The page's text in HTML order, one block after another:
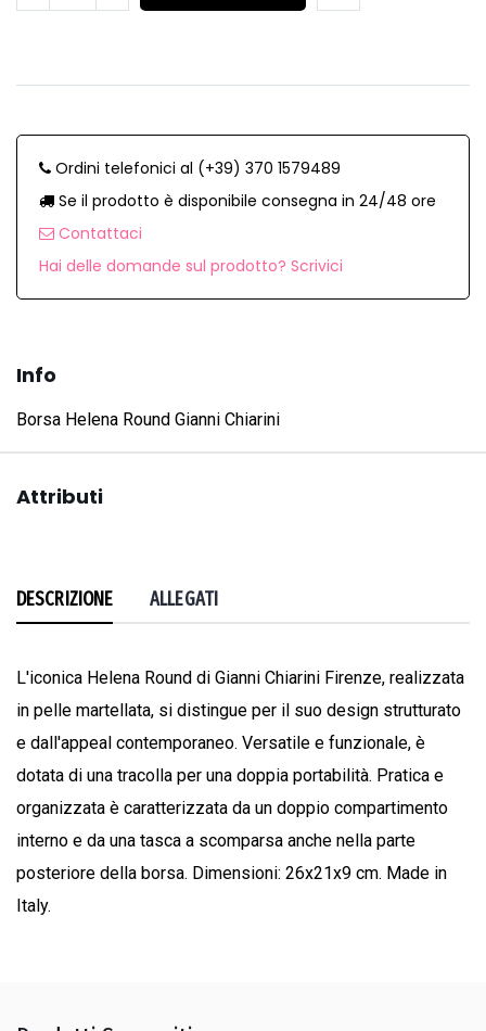
Ordini telefonici al (+39) 370 1579489
Se il prodotto è disponibile consegna in 24/48 ore
Contattaci
Hai delle domande sul prodotto? Scrivici
Info
Borsa Helena Round Gianni Chiarini
Attributi
DESCRIZIONE ALLEGATI
L'iconica Helena Round di Gianni Chiarini Firenze, realizzata
in pelle martellata, si distingue per il suo design strutturato
e dall'appeal contemporaneo. Versatile e funzionale, è
dotata di una tracolla per una doppia portabilità. Pratica e
organizzata è caratterizzata da un doppio compartimento
interno e da una tasca a scomparsa anche nella parte
posteriore della borsa. Dimensioni: 26x21x9 cm. Made in
Italy.